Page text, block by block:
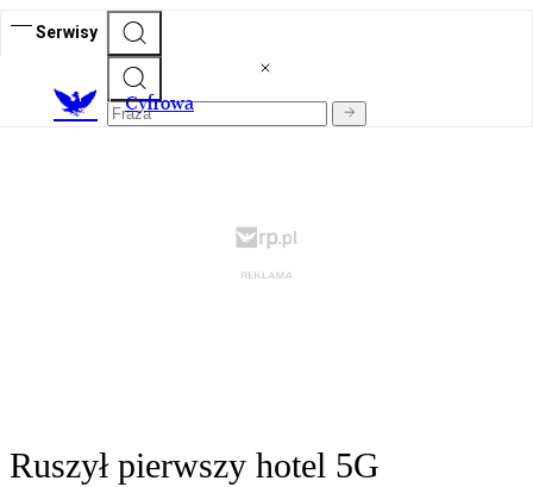
Serwisy
Cyfrowa
Ruszył pierwszy hotel 5G